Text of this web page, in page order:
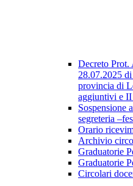
Decreto
28.07.2025
provincia di
aggiuntivi e II
Sospensione
segreteria
Orario
Archivio
Graduatorie
Graduatorie
Circolari